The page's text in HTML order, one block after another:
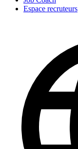
Espace recruteurs